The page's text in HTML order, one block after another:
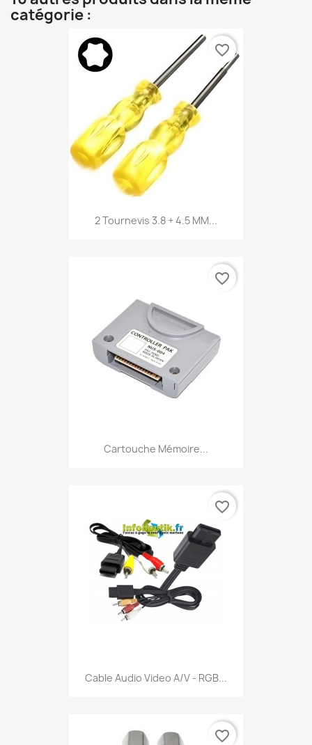
catégorie :
2 Tournevis 3.8 + 4.5 MM...
favorite_border
Cartouche Mémoire...
favorite_border
Cable Audio Video A/V - RGB...
favorite_border
favorite_border